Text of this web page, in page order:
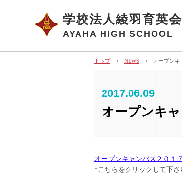
学校法人綾羽育英
AYAHA HIGH SCHOOL
トップ> NEWS > オープンキ
2017.06.09
オープンキ
オープンキャンパス２０１
↑こちらをクリックして下さ